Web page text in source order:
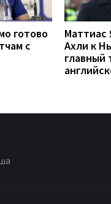
готово
с
Маттиас
Ахли к
главный